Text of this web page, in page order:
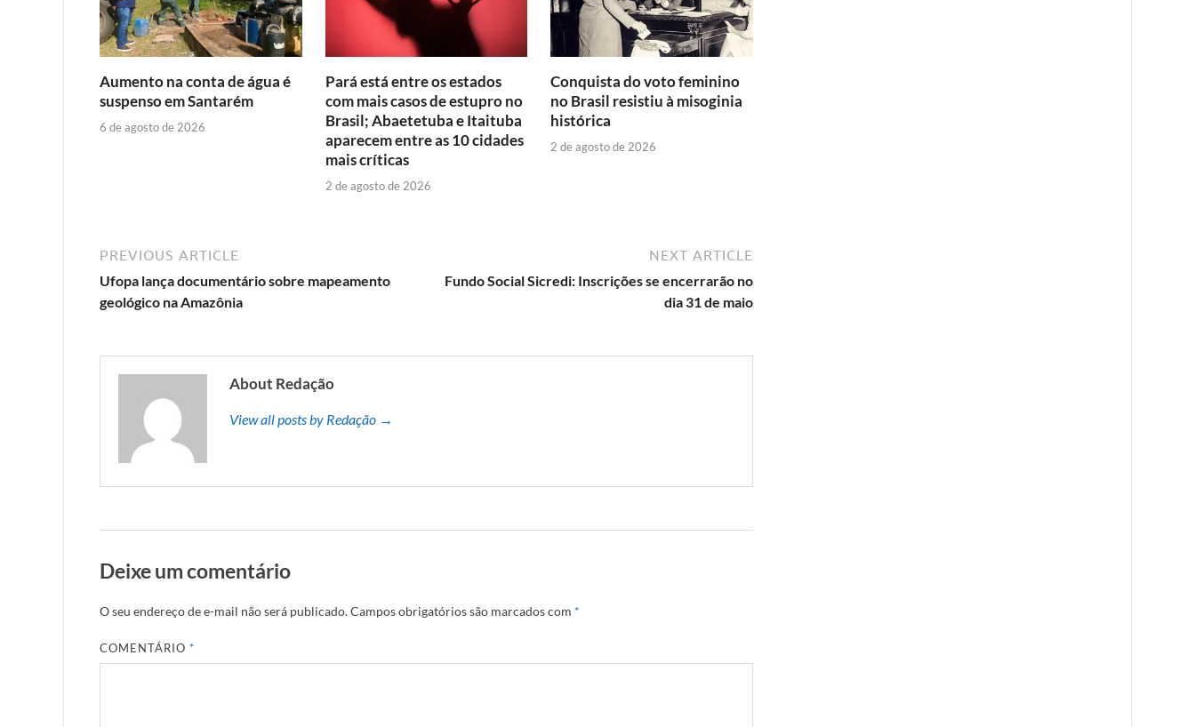
Aumento na conta de água é
suspenso em Santarém
6 de agosto de 2026
Pará está entre os estados
com mais casos de estupro no
Brasil; Abaetetuba e Itaituba
aparecem entre as 10 cidades
mais críticas
2 de agosto de 2026
Conquista do voto feminino
no Brasil resistiu à misoginia
histórica
2 de agosto de 2026
PREVIOUS ARTICLE
Ufopa lança documentário sobre mapeamento
geológico na Amazônia
NEXT ARTICLE
Fundo Social Sicredi: Inscrições se encerrarão no
dia 31 de maio
About Redação
View all posts by Redação →
Deixe um comentário
O seu endereço de e-mail não será publicado.Campos obrigatórios são marcados com *
COMENTÁRIO*